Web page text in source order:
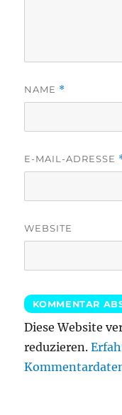
NAME *
E-MAIL-ADRESSE
WEBSITE
Diese Website
reduzieren.